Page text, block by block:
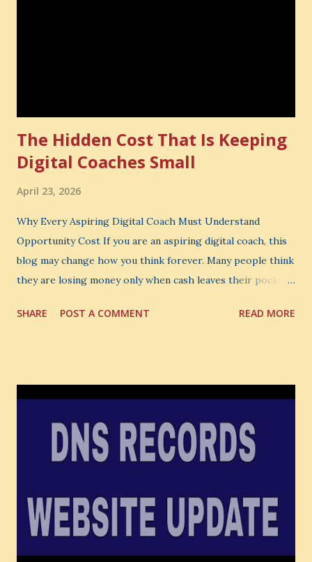
The Hidden Cost That Is Keeping
Digital Coaches Small
April 23, 2026
Why Every Aspiring Digital Coach Must Understand
Opportunity Cost If you are an aspiring digital coach, this
blog may change how you think forever. Many people think
they are losing money only when cash leaves their pocket.
the one you never notice. It is the money you could have
Cost . What Is Opportunity Cost? The Simple Meaning
also lose the chance to choose something better. This is a
very powerful idea. As a digital coach, every day you are
choose where to spend your money. You choose what to
learn. You choose what to avoid. And even when you do
not...
SHARE POST A COMMENT READ MORE